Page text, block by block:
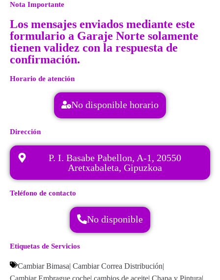
Nota Importante
Los mensajes enviados mediante este
formulario a Garaje Norte solamente
tienen validez con la respuesta de
confirmación.
Horario de atención
No disponible horario
Dirección
P. I. Basabe Pabellon, A-1, 20550
Aretxabaleta, Gipuzkoa
Teléfono de contacto
No disponible
Etiquetas de Servicios
Cambiar Bimasa| Cambiar Correa Distribución|
Cambiar Embrague coche| cambios de aceite| Chapa y Pintura|